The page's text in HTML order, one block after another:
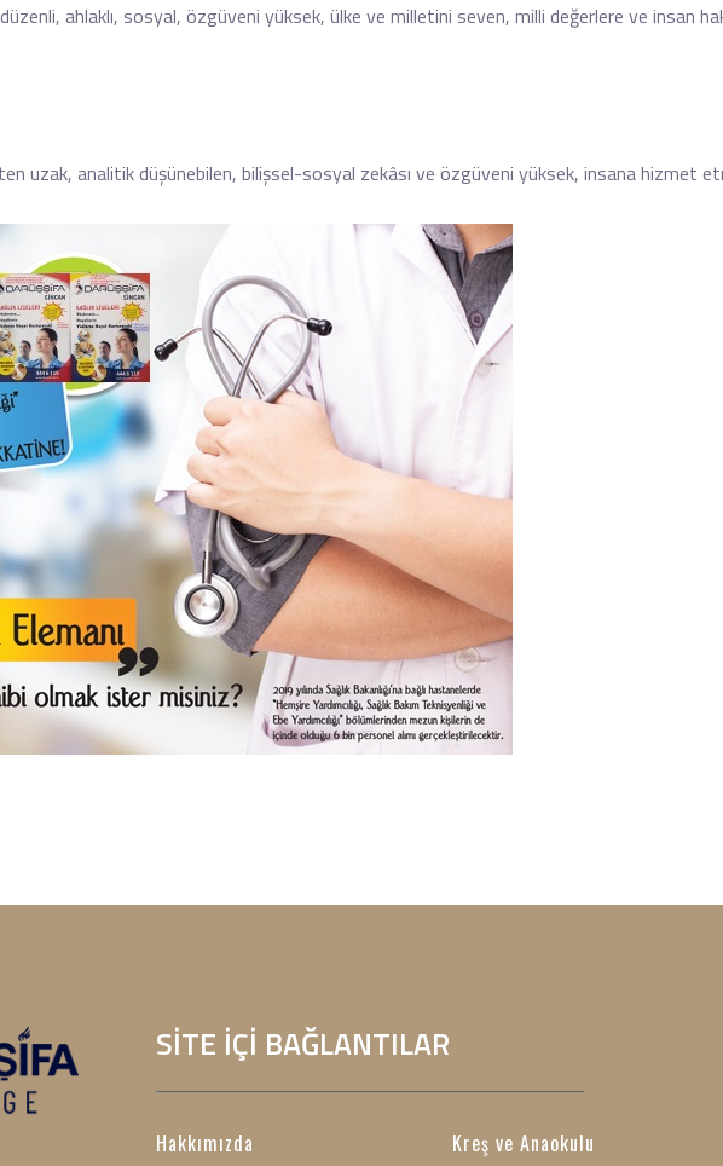
ahlaklı, sosyal, özgüveni yüksek, ülke ve milletini seven, milli değerlere ve insan
uzak, analitik düşünebilen, bilişsel-sosyal zekâsı ve özgüveni yüksek, insana hizmet
SİTE İÇİ BAĞLANTILAR
Hakkımızda Kreş ve Anaokulu